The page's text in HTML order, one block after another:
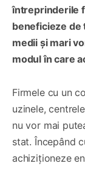
întreprinderile
beneficieze de
medii și mari
modul în care
Firmele cu un
uzinele,
nu vor mai
stat. Începând
achiziționeze